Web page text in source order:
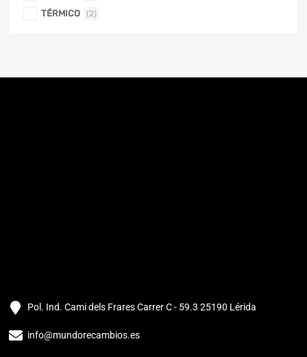
TÉRMICO (2)
Pol. Ind. Cami dels Frares Carrer C - 59.3 25190 Lérida
info@mundorecambios.es